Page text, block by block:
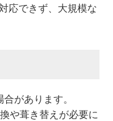
応できず、大規模な
があります。
や葺き替えが必要に